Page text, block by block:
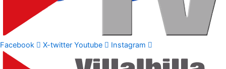
Facebook X-twitter Youtube Instagram